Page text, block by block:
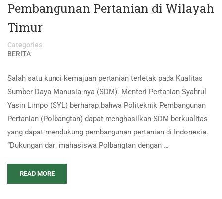
Pembangunan Pertanian di Wilayah
Timur
Categories
BERITA
Salah satu kunci kemajuan pertanian terletak pada Kualitas
Sumber Daya Manusia-nya (SDM). Menteri Pertanian Syahrul
Yasin Limpo (SYL) berharap bahwa Politeknik Pembangunan
Pertanian (Polbangtan) dapat menghasilkan SDM berkualitas
yang dapat mendukung pembangunan pertanian di Indonesia.
“Dukungan dari mahasiswa Polbangtan dengan …
READ MORE